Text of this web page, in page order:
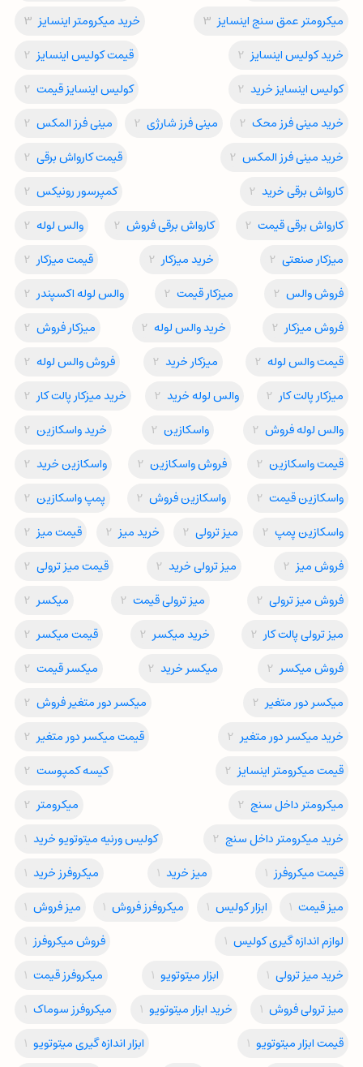
میکرومتر عمق سنج اینسایز 3 خرید میکرومتر اینسایز 3
خرید کولیس اینسایز 2 قیمت کولیس اینسایز 2
کولیس اینسایز خرید 2 کولیس اینسایز قیمت 2
خرید مینی فرز محک 2 مینی فرز شارژی 2 مینی فرز المکس 2
خرید مینی فرز المکس 2 قیمت کارواش برقی 2
کارواش برقی خرید 2 کمپرسور رونیکس 2
کارواش برقی قیمت 2 کارواش برقی فروش 2 والس لوله 2
میزکار صنعتی 2 خرید میزکار 2 قیمت میزکار 2
فروش والس 2 میزکار قیمت 2 والس لوله اکسپندر 2
فروش میزکار 2 خرید والس لوله 2 میزکار فروش 2
قیمت والس لوله 2 میزکار خرید 2 فروش والس لوله 2
میزکار پالت کار 2 والس لوله خرید 2 خرید میزکار پالت کار 2
والس لوله فروش 2 واسکازین 2 خرید واسکازین 2
قیمت واسکازین 2 فروش واسکازین 2 واسکازین خرید 2
واسکازین قیمت 2 واسکازین فروش 2 پمپ واسکازین 2
واسکازین پمپ 2 میز ترولی 2 خرید میز 2 قیمت میز 2
فروش میز 2 میز ترولی خرید 2 قیمت میز ترولی 2
فروش میز ترولی 2 میز ترولی قیمت 2 میکسر 2
میز ترولی پالت کار 2 خرید میکسر 2 قیمت میکسر 2
فروش میکسر 2 میکسر خرید 2 میکسر قیمت 2
میکسر دور متغیر 2 میکسر دور متغیر فروش 2
خرید میکسر دور متغیر 2 قیمت میکسر دور متغیر 2
قیمت میکرومتر اینسایز 2 کیسه کمپوست 2
میکرومتر داخل سنج 2 میکرومتر 2
خرید میکرومتر داخل سنج 2 کولیس ورنیه میتوتویو خرید 1
قیمت میکروفرز 1 میز خرید 1 میکروفرز خرید 1
میز قیمت 1 ابزار کولیس 1 میکروفرز فروش 1 میز فروش 1
لوازم اندازه گیری کولیس 1 فروش میکروفرز 1
خرید میز ترولی 1 ابزار میتوتویو 1 میکروفرز قیمت 1
میز ترولی فروش 1 خرید ابزار میتوتویو 1 میکروفرز سوماک 1
قیمت ابزار میتوتویو 1 ابزار اندازه گیری میتوتویو 1